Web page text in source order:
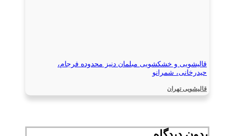
قالیشویی و خشکشویی مبلمان دنیز محدوده فرجام،
حیدرخانی، شمرانو
قالیشویی تهران